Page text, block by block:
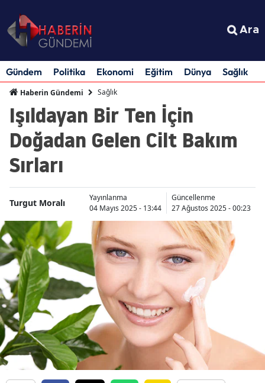
Ara
Gündem Politika Ekonomi Eğitim Dünya Sağlık
Haberin Gündemi Sağlık
Işıldayan Bir Ten İçin
Doğadan Gelen Cilt Bakım
Sırları
Turgut Moralı
Yayınlanma
04 Mayıs 2025 - 13:44
Güncellenme
27 Ağustos 2025 - 00:23